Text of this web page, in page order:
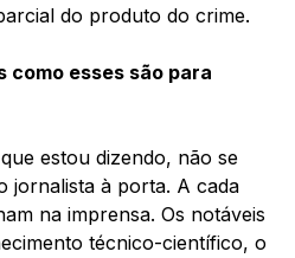
do produto do crime.
esses são para
estou dizendo, não se
jornalista à porta. A cada
na imprensa. Os notáveis
técnico-científico, o